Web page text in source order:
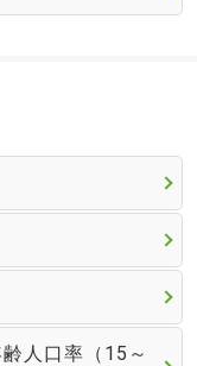
人口率（15～